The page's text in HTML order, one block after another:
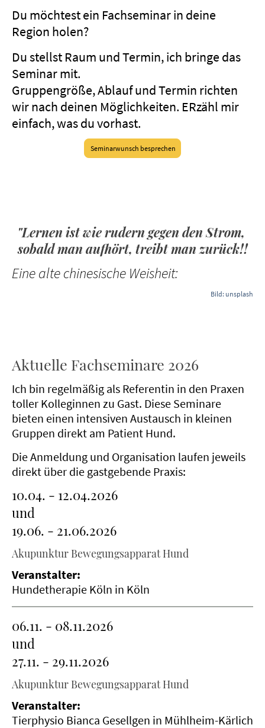
Du möchtest ein Fachseminar in deine
Region holen?
Du stellst Raum und Termin, ich bringe das
Seminar mit.
Gruppengröße, Ablauf und Termin richten
wir nach deinen Möglichkeiten. ERzähl mir
einfach, was du vorhast.
Seminarwunsch besprechen
"Lernen ist wie rudern gegen den Strom,
sobald man aufhört, treibt man zurück!!
Eine alte chinesische Weisheit:
Bild: unsplash
Aktuelle Fachseminare 2026
Ich bin regelmäßig als Referentin in den Praxen
toller Kolleginnen zu Gast. Diese Seminare
bieten einen intensiven Austausch in kleinen
Gruppen direkt am Patient Hund.
Die Anmeldung und Organisation laufen jeweils
direkt über die gastgebende Praxis:
10.04. - 12.04.2026
und
19.06. - 21.06.2026
Akupunktur Bewegungsapparat Hund
Veranstalter:
Hundetherapie Köln in Köln
06.11. - 08.11.2026
und
27.11. - 29.11.2026
Akupunktur Bewegungsapparat Hund
Veranstalter:
Tierphysio Bianca Gesellgen in Mühlheim-Kärlich